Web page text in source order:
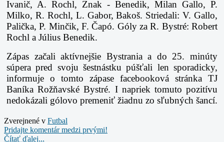
Ivanič, A. Rochl, Znak - Benedik, Milan Gallo, P.
Milko, R. Rochl, L. Gabor, Bakoš. Striedali: V. Gallo,
Palička, P. Minčik, F. Čapó. Góly za R. Bystré: Robert
Rochl a Július Benedik.
Zápas začali aktívnejšie Bystrania a do 25. minúty
súpera pred svoju šestnástku púšťali len sporadicky,
informuje o tomto zápase facebooková stránka TJ
Baníka Rožňavské Bystré. I napriek tomuto pozitívu
nedokázali gólovo premeniť žiadnu zo sľubných šancí.
Zverejnené v Futbal
Pridajte komentár medzi prvými!
Čítať ďalej...